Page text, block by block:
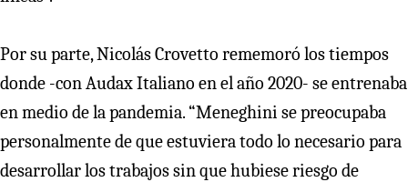
Por su parte, Nicolás Crovetto rememoró los tiempos
donde -con Audax Italiano en el año 2020- se entrenaba
en medio de la pandemia. “Meneghini se preocupaba
personalmente de que estuviera todo lo necesario para
desarrollar los trabajos sin que hubiese riesgo de